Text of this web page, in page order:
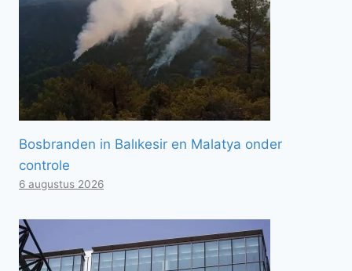
Bosbranden in Balıkesir en Malatya onder
controle
6 augustus 2026